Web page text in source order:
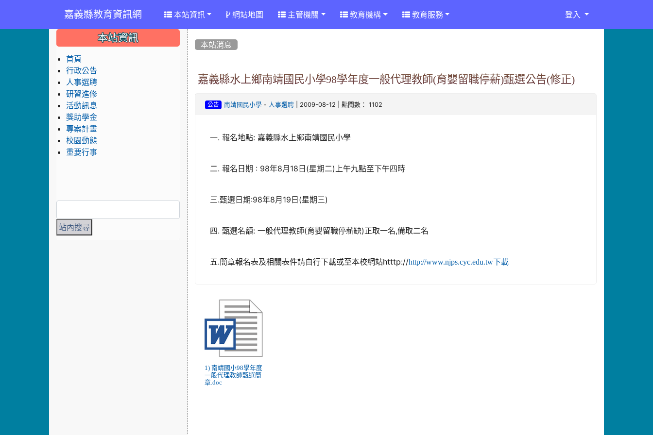
嘉義縣教育資訊網 本站資訊 網站地圖 主管機關 教育機構 教育服務 登入
本站消息
嘉義縣水上鄉南靖國民小學98學年度一般代理教師(育嬰留職停薪)甄選公告(修正)
公告 南靖國民小學 - 人事選聘 | 2009-08-12 | 點閱數： 1102
一. 報名地點: 嘉義縣水上鄉南靖國民小學
二. 報名日期 : 98年8月18日(星期二)上午九點至下午四時
三.甄選日期:98年8月19日(星期三)
四. 甄選名額: 一般代理教師(育嬰留職停薪缺)正取一名,備取二名
五.簡章報名表及相關表件請自行下載或至本校網站htttp://http://www.njps.cyc.edu.tw下載
1) 南靖國小98學年度
一般代理教師甄選簡
章.doc
::: 本站資訊
首頁
行政公告
人事選聘
研習進修
活動訊息
獎助學金
專案計畫
校園動態
重要行事